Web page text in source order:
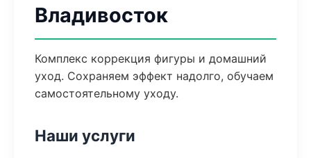
Владивосток
Комплекс коррекция фигуры и домашний
уход. Сохраняем эффект надолго, обучаем
самостоятельному уходу.
Наши услуги